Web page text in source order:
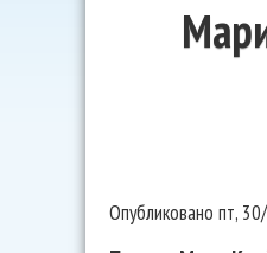
Опубликовано пт,